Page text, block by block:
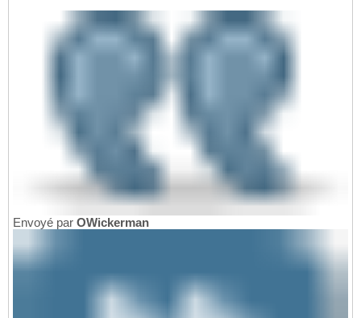
Envoyé par OWickerman